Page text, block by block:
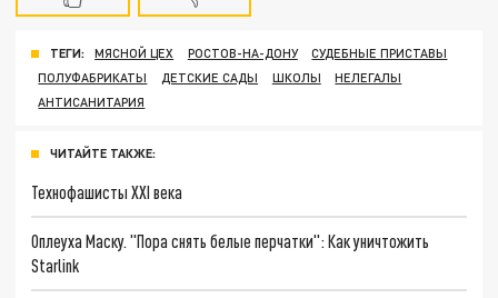
ТЕГИ: МЯСНОЙ ЦЕХ РОСТОВ-НА-ДОНУ
СУДЕБНЫЕ ПРИСТАВЫ
ПОЛУФАБРИКАТЫ
ДЕТСКИЕ САДЫ ШКОЛЫ
НЕЛЕГАЛЫ
АНТИСАНИТАРИЯ
ЧИТАЙТЕ ТАКЖЕ:
Технофашисты XXI века
Оплеуха Маску. "Пора снять белые перчатки": Как уничтожить
Starlink